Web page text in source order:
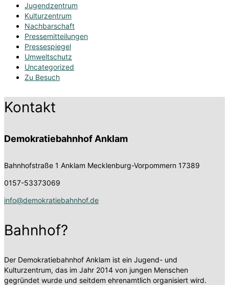
Jugendzentrum
Kulturzentrum
Nachbarschaft
Pressemitteilungen
Pressespiegel
Umweltschutz
Uncategorized
Zu Besuch
Kontakt
Demokratiebahnhof Anklam
Bahnhofstraße 1 Anklam Mecklenburg-Vorpommern 17389
0157-53373069
info@demokratiebahnhof.de
Bahnhof?
Der Demokratiebahnhof Anklam ist ein Jugend- und
Kulturzentrum, das im Jahr 2014 von jungen Menschen
gegründet wurde und seitdem ehrenamtlich organisiert wird.